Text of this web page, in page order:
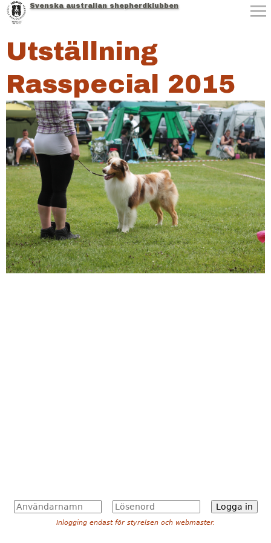
Jump to navigation
Svenska australian shepherdklubben
Utställning
Rasspecial 2015
A
n
L
ö
s
Inlogging endast för styrelsen och webmaster.